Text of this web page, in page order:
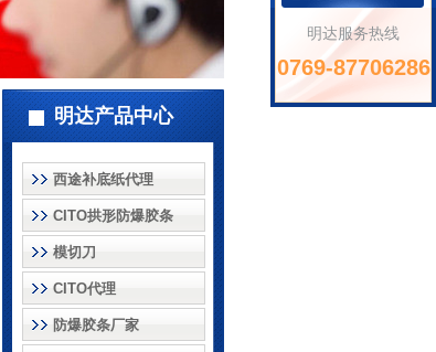
明达产品中心
西途补底纸代理
CITO拱形防爆胶条
模切刀
CITO代理
防爆胶条厂家
明达服务热线
0769-87706286